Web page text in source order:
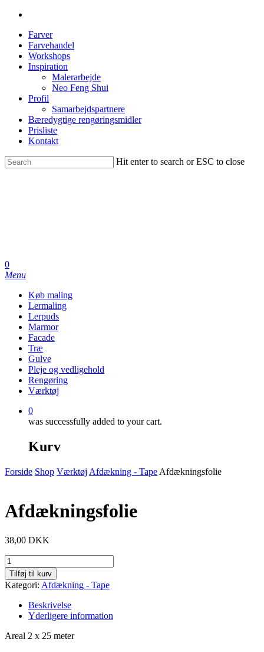
Farver
Farvehandel
Workshops
Inspiration
Malerarbejde
Neo Feng Shui
Profil
Samarbejdspartnere
Bæredygtige rengøringsmidler
Prisliste
Kontakt
Hit enter to search or ESC to close
0
Menu
Køb maling
Lermaling
Lerpuds
Marmor
Facade
Træ
Gulve
Pleje og vedligehold
Rengøring
Værktøj
0
was successfully added to your cart.
Kurv
Forside Shop Værktøj Afdækning - Tape Afdækningsfolie
Afdækningsfolie
38,00 DKK
Afdækningsfolie
antal
Tilføj til kurv
Kategori: Afdækning - Tape
Beskrivelse
Yderligere information
Areal 2 x 25 meter